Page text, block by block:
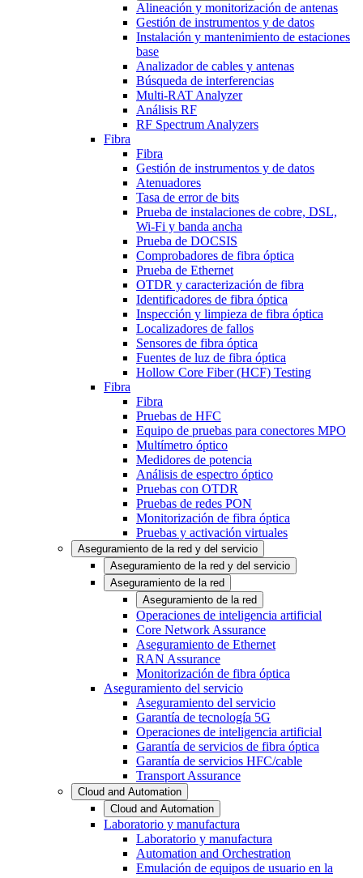
Alineación y monitorización de antenas
Gestión de instrumentos y de datos
Instalación y mantenimiento de estaciones
base
Analizador de cables y antenas
Búsqueda de interferencias
Multi-RAT Analyzer
Análisis RF
RF Spectrum Analyzers
Fibra
Fibra
Gestión de instrumentos y de datos
Atenuadores
Tasa de error de bits
Prueba de instalaciones de cobre, DSL,
Wi-Fi y banda ancha
Prueba de DOCSIS
Comprobadores de fibra óptica
Prueba de Ethernet
OTDR y caracterización de fibra
Identificadores de fibra óptica
Inspección y limpieza de fibra óptica
Localizadores de fallos
Sensores de fibra óptica
Fuentes de luz de fibra óptica
Hollow Core Fiber (HCF) Testing
Fibra
Fibra
Pruebas de HFC
Equipo de pruebas para conectores MPO
Multímetro óptico
Medidores de potencia
Análisis de espectro óptico
Pruebas con OTDR
Pruebas de redes PON
Monitorización de fibra óptica
Pruebas y activación virtuales
Aseguramiento de la red y del servicio
Aseguramiento de la red y del servicio
Aseguramiento de la red
Aseguramiento de la red
Operaciones de inteligencia artificial
Core Network Assurance
Aseguramiento de Ethernet
RAN Assurance
Monitorización de fibra óptica
Aseguramiento del servicio
Aseguramiento del servicio
Garantía de tecnología 5G
Operaciones de inteligencia artificial
Garantía de servicios de fibra óptica
Garantía de servicios HFC/cable
Transport Assurance
Cloud and Automation
Cloud and Automation
Laboratorio y manufactura
Laboratorio y manufactura
Automation and Orchestration
Emulación de equipos de usuario en la